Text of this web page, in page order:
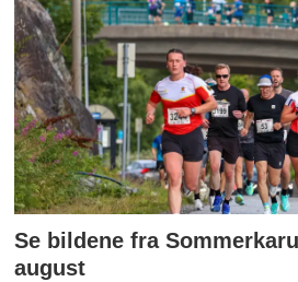
Se bildene fra
august